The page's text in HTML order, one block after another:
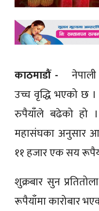
काठमाडौं -
उच्च वृद्धि भएको छ
रुपैयाँले बढेको हो
महासंघका अनुसार
११ हजार एक सय
शुक्रबार सुन
रूपैयाँमा कारोबार